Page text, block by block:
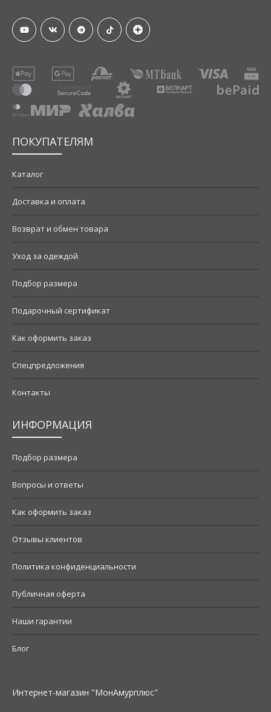
ПОКУПАТЕЛЯМ
Каталог
Доставка и оплата
Возврат и обмен товара
Уход за одеждой
Подбор размера
Подарочный сертификат
Как оформить заказ
Спецпредложения
Контакты
ИНФОРМАЦИЯ
Подбор размера
Вопросы и ответы
Как оформить заказ
Отзывы клиентов
Политика конфиденциальности
Публичная оферта
Наши гарантии
Блог
Интернет-магазин "МонАмурплюс"